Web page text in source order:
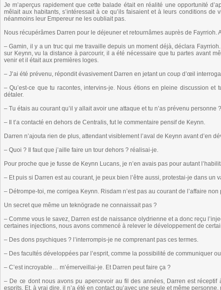
Je m’aperçus rapidement que cette balade était en réalité une opportunité
mêlait aux habitants, s’intéressait à ce qu’ils faisaient et à leurs conditions
néanmoins leur Empereur ne les oubliait pas.
Nous récupérâmes Darren pour le déjeuner et retournâmes auprès de Fayrrioh.
– Gamin, il y a un truc qui me travaille depuis un moment déjà, déclara
sur Keynn, vu la distance à parcourir, il a été nécessaire que tu partes avant
venir et il était aux premières loges.
– J’ai été prévenu, répondit évasivement Darren en jetant un coup d’œil
– Qu’est-ce que tu racontes, intervins-je. Nous étions en pleine discussion et
détaler.
– Tu étais au courant qu’il y allait avoir une attaque et tu n’as prévenu personne
– Il t’a contacté en dehors de Centralis, fut le commentaire pensif de Keynn.
Darren n’ajouta rien de plus, attendant visiblement l’aval de Keynn avant d’en
– Quoi ? Il faut que j’aille faire un tour dehors ? réalisai-je.
Pour proche que je fusse de Keynn Lucans, je n’en avais pas pour autant
– Et puis si Darren est au courant, je peux bien l’être aussi, protestai-je dans un
– Détrompe-toi, me corrigea Keynn. Risdam n’est pas au courant de l’affaire non
Un secret que même un teknögrade ne connaissait pas ?
– Comme vous le savez, Darren est de naissance olydrienne et a donc reçu
certaines injections, nous avons commencé à relever le développement de
– Des dons psychiques ? l’interrompis-je ne comprenant pas ces termes.
– Des facultés développées par l’esprit, comme la possibilité de communiquer
– C’est incroyable… m’émerveillai-je. Et Darren peut faire ça ?
– De ce dont nous avons pu apercevoir au fil des années, Darren est
esprits. Et, à vrai dire, il n’a été en contact qu’avec une seule et même